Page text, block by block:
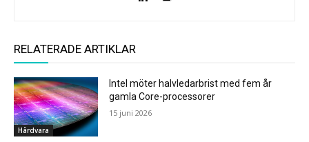
RELATERADE ARTIKLAR
Hårdvara
Intel möter halvledarbrist med fem år
gamla Core-processorer
15 juni 2026